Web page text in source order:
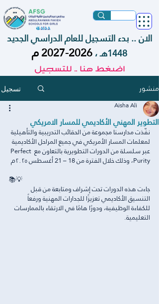
الان .. بدء التسجيل للعام الدراسي الجديد
1448هـ ،
2026-2027 م
اضغط هنا .. للتسجيل
منشور تسجيل
التطوير المهني الأكاديمي للمسار الامريكي
Aisha Ali
نفّذت مدارسنا مجموعة من الحقائب التدريبية والتأهيلية
لمعلمات المسار الأمريكي في جميع المراحل الأكاديمية
عبر سلسلة من الدورات التطويرية بالتعاون مع Perfect
Purity، وذلك خلال الفترة من 18 – 21 أغسطس ٢٠٢٥م
📚💡
جاءت هذه الدورات تحت إشراف ومتابعة من قبل
التنسيق الأكاديمي تعزيزًا للجدارات المهنية ورفعاً
للكفاءة الوظيفية، ودورًا هامًا في الارتقاء بالممارسات
التعليمية.